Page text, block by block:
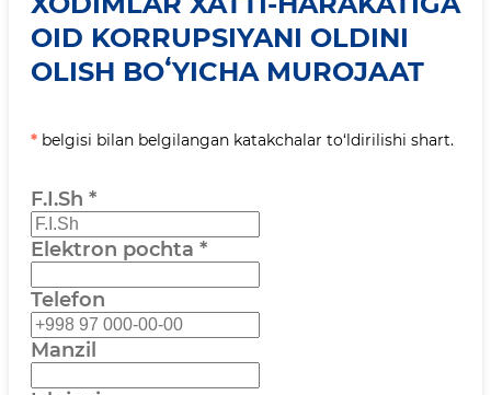
OID KORRUPSIYANI OLDINI
OLISH BOʻYICHA MUROJAAT
* belgisi bilan belgilangan katakchalar to‘ldirilishi shart.
F.I.Sh *
Elektron pochta *
Telefon
Manzil